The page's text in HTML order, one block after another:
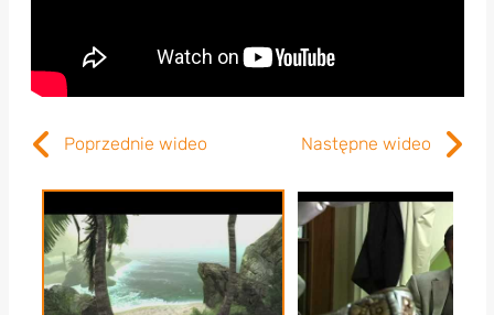
Poprzednie wideo Następne wideo